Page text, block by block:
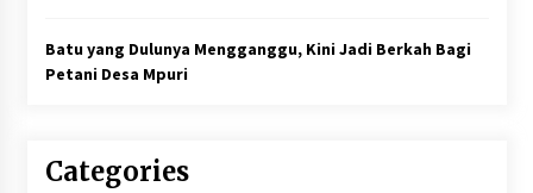
Batu yang Dulunya Mengganggu, Kini Jadi Berkah Bagi
Petani Desa Mpuri
Categories